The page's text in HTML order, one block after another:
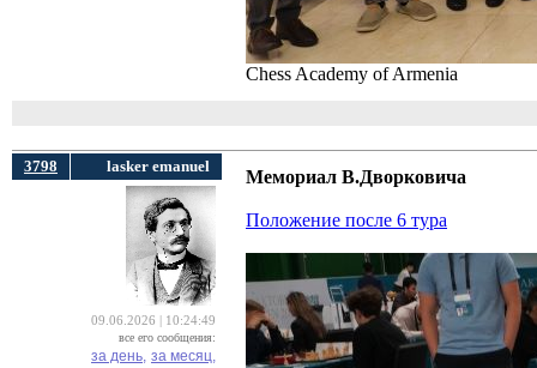
Chess Academy of Armenia
3798 lasker emanuel
09.06.2026 | 10:24:49
все его сообщения:
за день, за месяц,
Мемориал В.Дворковича
Положение после 6 тура